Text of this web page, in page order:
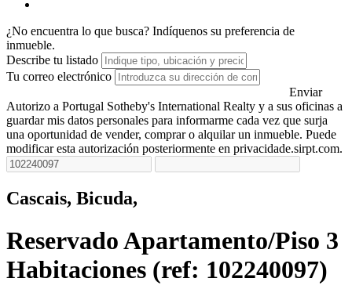
¿No encuentra lo que busca? Indíquenos su preferencia de
inmueble.
Describe tu listado
Tu correo electrónico
Enviar
Autorizo a Portugal Sotheby's International Realty y a sus oficinas a
guardar mis datos personales para informarme cada vez que surja
una oportunidad de vender, comprar o alquilar un inmueble. Puede
modificar esta autorización posteriormente en privacidade.sirpt.com.
Cascais, Bicuda,
ReservadoApartamento/Piso 3
Habitaciones (ref: 102240097)